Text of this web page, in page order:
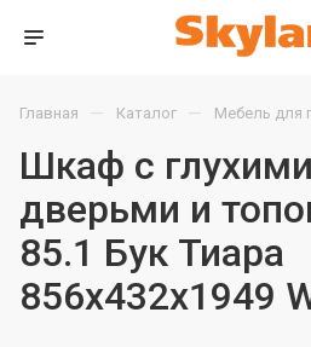
Главная — Каталог — Мебель для
Шкаф с глухими
дверьми и
85.1 Бук Тиара
856х432х1949